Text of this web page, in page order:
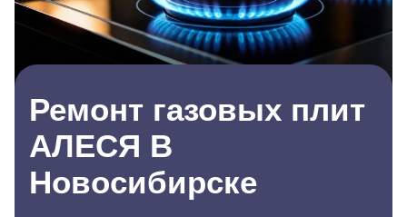
Ремонт газовых плит
АЛЕСЯ В
Новосибирске